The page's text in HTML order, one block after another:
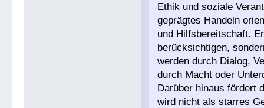
Ethik und soziale
geprägtes Handeln
und Hilfsbereitschaft.
berücksichtigen,
werden durch Dialog,
durch Macht oder
Darüber hinaus fördert
wird nicht als starres